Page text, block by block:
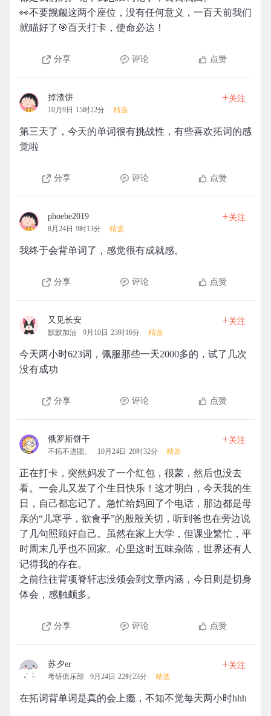
👀不要觊觎这两个座位，没有任何意义，一百天前我们
就瞄好了🎯百天打卡，使命必达！
分享 评论 点赞
掉渣饼
10月9日 15时22分 精选
+关注
第三天了，今天的单词很有挑战性，有些喜欢拓词的感
觉啦
分享 评论 点赞
phoebe2019
8月24日 9时13分 精选
+关注
我终于会背单词了，感觉很有成就感。
分享 评论 点赞
又见长安
默默加油 9月10日 23时16分 精选
+关注
今天两小时623词，佩服那些一天2000多的，试了几次
没有成功
分享 评论 点赞
俄罗斯饼干
不拓不进团。 10月24日 20时32分 精选
+关注
正在打卡，突然妈发了一个红包，很蒙，然后也没去
看。一会儿又发了个生日快乐！这才明白，今天我的生
日，自己都忘记了。急忙给妈回了个电话，那边都是母
亲的“儿寒乎，欲食乎”的殷殷关切，听到爸也在旁边说
了几句照顾好自己。虽然在家上大学，但课业繁忙，平
时周末几乎也不回家。心里这时五味杂陈，世界还有人
记得我的存在。
之前往往背项脊轩志没领会到文章内涵，今日则是切身
体会，感触颇多。
分享 评论 点赞
苏夕er
考研俱乐部 9月24日 22时23分 精选
+关注
在拓词背单词是真的会上瘾，不知不觉每天两小时hhh